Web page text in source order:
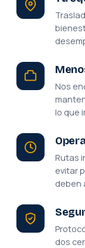
Nos
lo que
Rutas
evitar
deben
dos